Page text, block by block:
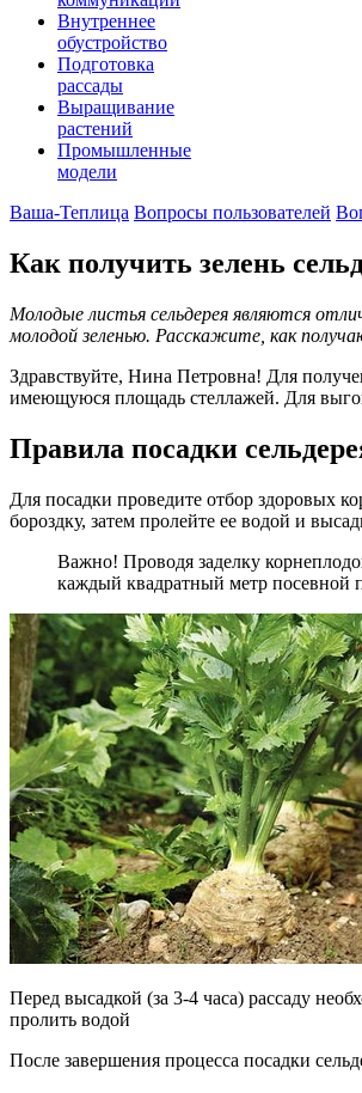
Внутреннее
обустройство
Подготовка
рассады
Выращивание
растений
Промышленные
модели
Ваша-Теплица Вопросы пользователей
Как получить зелень
Молодые листья сельдерея являются
молодой зеленью. Расскажите, как
Здравствуйте, Нина Петровна! Для
имеющуюся площадь стеллажей. Для
Правила посадки
Для посадки проведите отбор здоровых
бороздку, затем пролейте ее водой и
Важно! Проводя заделку
каждый квадратный метр посевной
Перед высадкой (за 3-4 часа) рассаду
пролить водой
После завершения процесса посадки